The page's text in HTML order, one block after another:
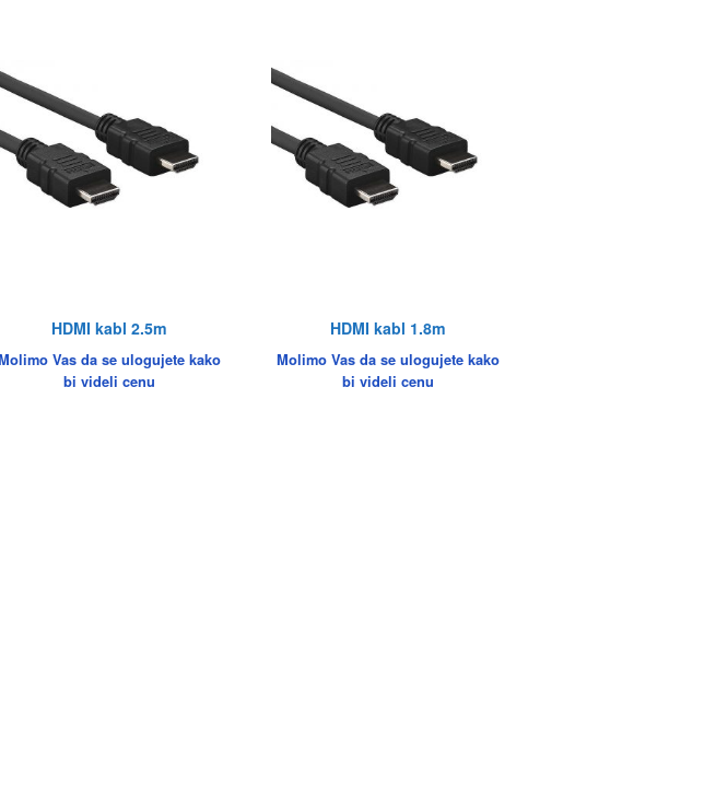
HDMI kabl 2.5m
Vas da se ulogujete kako
bi videli cenu
HDMI kabl 1.8m
Molimo Vas da se ulogujete kako
bi videli cenu